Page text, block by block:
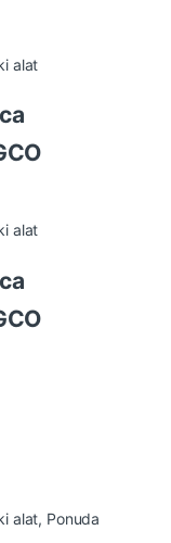
alat
alat
alat, Ponuda